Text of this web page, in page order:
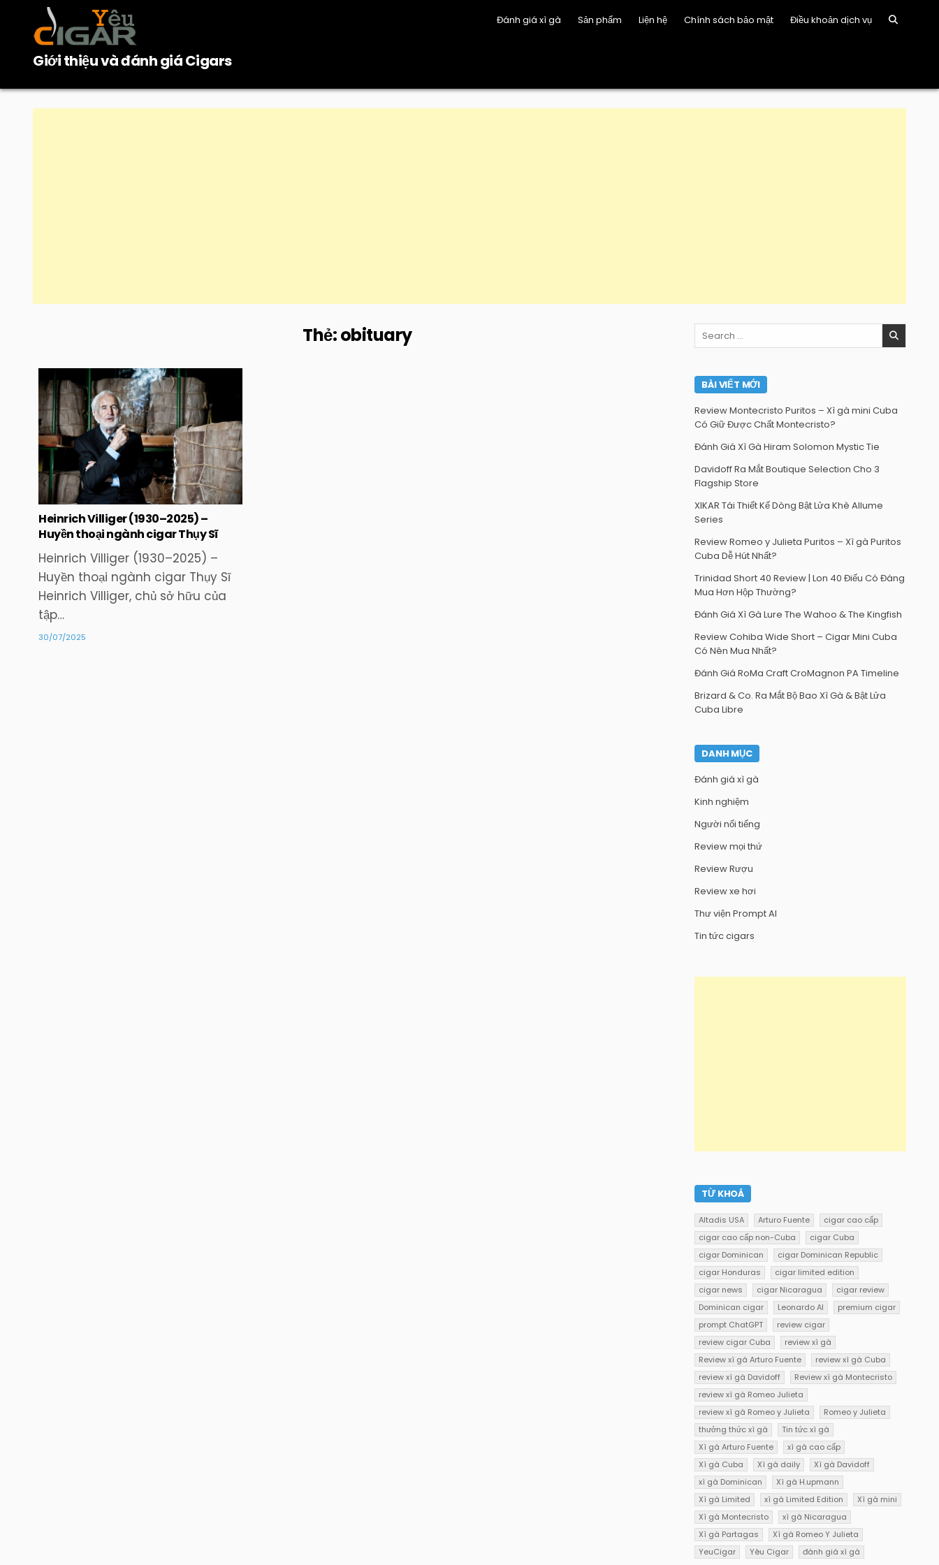
content
Giới thiệu và đánh giá Cigars
Đánh giá xì gà Sản phẩm Liện hệ Chính sách bảo mật Điều khoản dịch vụ
Thẻ:obituary
Posted
in
Heinrich Villiger (1930–2025) –
Huyền thoại ngành cigar Thụy Sĩ
Heinrich Villiger (1930–2025) –
Huyền thoại ngành cigar Thụy Sĩ
Heinrich Villiger, chủ sở hữu của
tập…
30/07/2025
Search
for:
BÀI VIẾT MỚI
Review Montecristo Puritos – Xì gà mini Cuba
Có Giữ Được Chất Montecristo?
Đánh Giá Xì Gà Hiram Solomon Mystic Tie
Davidoff Ra Mắt Boutique Selection Cho 3
Flagship Store
XIKAR Tái Thiết Kế Dòng Bật Lửa Khè Allume
Series
Review Romeo y Julieta Puritos – Xì gà Puritos
Cuba Dễ Hút Nhất?
Trinidad Short 40 Review | Lon 40 Điếu Có Đáng
Mua Hơn Hộp Thường?
Đánh Giá Xì Gà Lure The Wahoo & The Kingfish
Review Cohiba Wide Short – Cigar Mini Cuba
Có Nên Mua Nhất?
Đánh Giá RoMa Craft CroMagnon PA Timeline
Brizard & Co. Ra Mắt Bộ Bao Xì Gà & Bật Lửa
Cuba Libre
DANH MỤC
Đánh giá xì gà
Kinh nghiệm
Người nổi tiếng
Review mọi thứ
Review Rượu
Review xe hơi
Thư viện Prompt AI
Tin tức cigars
TỪ KHOÁ
Altadis USA Arturo Fuente
cigar cao cấp
cigar cao cấp non-Cuba
cigar Cuba
cigar Dominican
cigar Dominican Republic
cigar Honduras
cigar limited edition
cigar news
cigar Nicaragua
cigar review
Dominican cigar
Leonardo AI
premium cigar
prompt ChatGPT
review cigar
review cigar Cuba
review xì gà
Review xì gà Arturo Fuente
review xì gà Cuba
review xì gà Davidoff
Review xì gà Montecristo
review xì gà Romeo Julieta
review xì gà Romeo y Julieta
Romeo y Julieta
thưởng thức xì gà
Tin tức xì gà
Xì gà Arturo Fuente
xì gà cao cấp
Xì gà Cuba
Xì gà daily
Xì gà Davidoff
xì gà Dominican
Xì gà H.upmann
Xì gà Limited
xì gà Limited Edition
Xì gà mini
Xì gà Montecristo
xì gà Nicaragua
Xì gà Partagas
Xì gà Romeo Y Julieta
YeuCigar
Yêu Cigar đánh giá xì gà